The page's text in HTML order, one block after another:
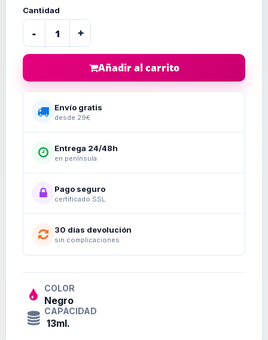
Cantidad
- +
Añadir al carrito
Envío gratis
desde 29€
Entrega 24/48h
en península
Pago seguro
certificado SSL
30 días devolución
sin complicaciones
COLOR
Negro
CAPACIDAD
13ml.